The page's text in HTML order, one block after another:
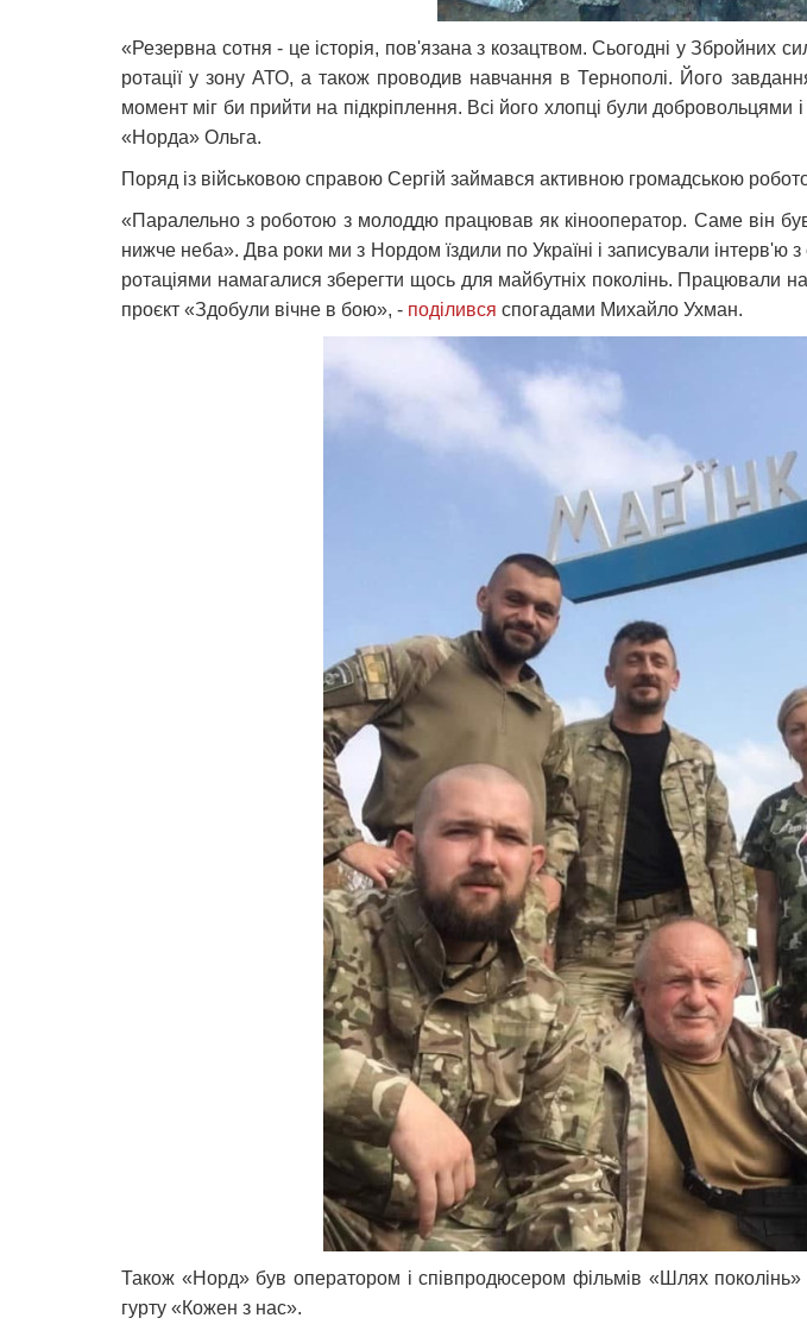
«Резервна сотня - це історія, пов'язана з козацтвом. Сьогодні у Збройних
ротації у зону АТО, а також проводив навчання в Тернополі. Його
момент міг би прийти на підкріплення. Всі його хлопці були
«Норда» Ольга.
Поряд із військовою справою Сергій займався активною громадською
«Паралельно з роботою з молоддю працював як кінооператор. Саме він
нижче неба». Два роки ми з Нордом їздили по Україні і записували
ротаціями намагалися зберегти щось для майбутніх поколінь. Працювали
проєкт «Здобули вічне в бою», - поділився спогадами Михайло Ухман.
Також «Норд» був оператором і співпродюсером фільмів «Шлях
гурту «Кожен з нас».